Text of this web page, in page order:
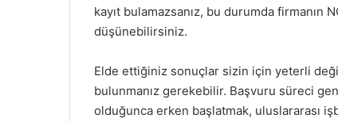
kayıt bulamazsanız, bu durumda firmanın
düşünebilirsiniz.
Elde ettiğiniz sonuçlar sizin için yeterli
bulunmanız gerekebilir. Başvuru süreci
olduğunca erken başlatmak, uluslararası